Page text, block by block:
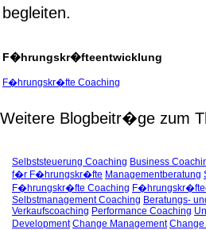
begleiten.
F�hrungskr�fteentwicklung
F�hrungskr�fte Coaching
Weitere Blogbeitr�ge zum
Selbststeuerung Coaching Business
f�r F�hrungskr�fte Managementberatung
F�hrungskr�fte Coaching
Selbstmanagement Coaching Beratungs-
Verkaufscoaching Performance Coaching
Development Change Management